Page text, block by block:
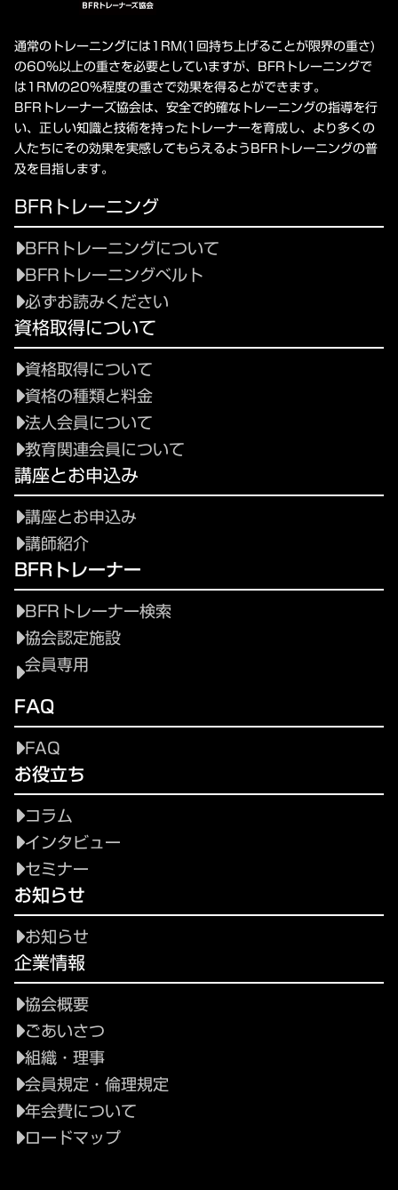
通常のトレーニングには1RM(1回持ち上げることが限界の重さ)
の60%以上の重さを必要としていますが、BFRトレーニングで
は1RMの20%程度の重さで効果を得るとができます。
BFRトレーナーズ協会は、安全で的確なトレーニングの指導を行
い、正しい知識と技術を持ったトレーナーを育成し、より多くの
人たちにその効果を実感してもらえるようBFRトレーニングの普
及を目指します。
BFRトレーニング
BFRトレーニングについて
BFRトレーニングベルト
必ずお読みください
資格取得について
資格取得について
資格の種類と料金
法人会員について
教育関連会員について
講座とお申込み
講座とお申込み
講師紹介
BFRトレーナー
BFRトレーナー検索
協会認定施設
会員専用
FAQ
FAQ
お役立ち
コラム
インタビュー
セミナー
お知らせ
お知らせ
企業情報
協会概要
ごあいさつ
組織・理事
会員規定・倫理規定
年会費について
ロードマップ